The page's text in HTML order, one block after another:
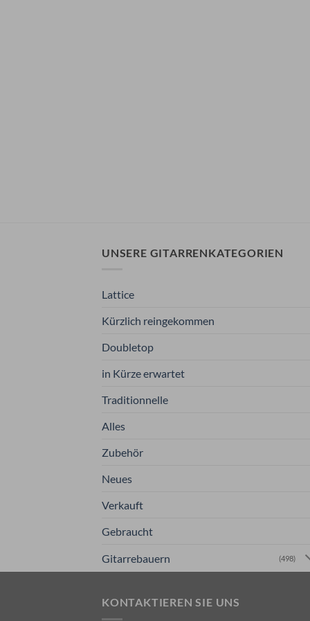
UNSERE GITARRENKATEGORIEN
Lattice
Kürzlich reingekommen
Doubletop
in Kürze erwartet
Traditionnelle
Alles
Zubehör
Neues
Verkauft
Gebraucht
Gitarrebauern (498)
KONTAKTIEREN SIE UNS